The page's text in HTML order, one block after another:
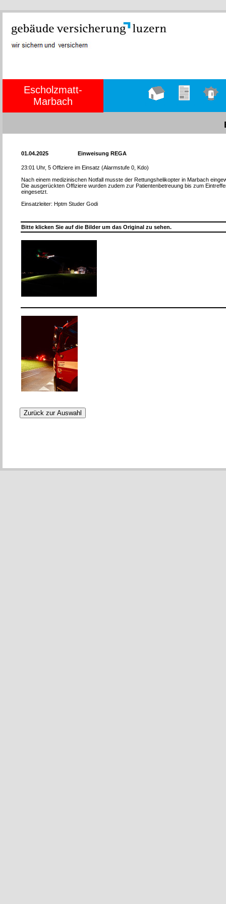
Escholzmatt-
Marbach
01.04.2025 Einweisung REGA
23:01 Uhr, 5 Offiziere im Einsatz (Alarmstufe 0, Kdo)
Nach einem medizinischen Notfall musste der Rettungshelikopter in Marbach
Die ausgerückten Offiziere wurden zudem zur Patientenbetreuung bis zum
eingesetzt.
Einsatzleiter: Hptm Studer Godi
Bitte klicken Sie auf die Bilder um das Original zu sehen.
Zurück zur Auswahl